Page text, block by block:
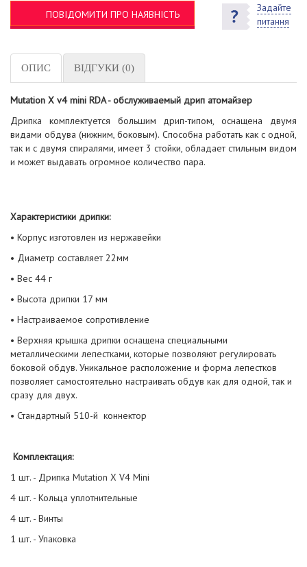
ПОВІДОМИТИ ПРО НАЯВНІСТЬ
Задайте
питання
ОПИС ВІДГУКИ (0)
Mutation X v4 mini RDA - обслуживаемый дрип атомайзер
Дрипка комплектуется большим дрип-типом, оснащена двумя
видами обдува (нижним, боковым). Способна работать как с одной,
так и с двумя спиралями, имеет 3 стойки, обладает стильным видом
и может выдавать огромное количество пара.
Характеристики дрипки:
• Корпус изготовлен из нержавейки
• Диаметр составляет 22мм
• Вес 44 г
• Высота дрипки 17 мм
• Настраиваемое сопротивление
• Верхняя крышка дрипки оснащена специальными
металлическими лепестками, которые позволяют регулировать
боковой обдув. Уникальное расположение и форма лепестков
позволяет самостоятельно настраивать обдув как для одной, так и
сразу для двух.
• Стандартный 510-й коннектор
Комплектация:
1 шт. - Дрипка Mutation X V4 Мini
4 шт. - Кольца уплотнительные
4 шт. - Винты
1 шт. - Упаковка